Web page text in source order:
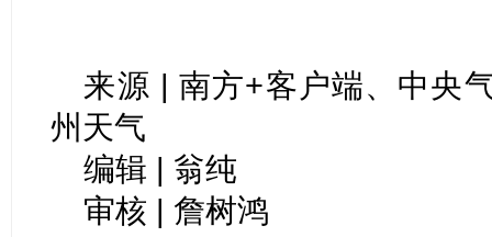
来源 | 南方+客户端、中央
州天气
编辑 | 翁纯
审核 | 詹树鸿